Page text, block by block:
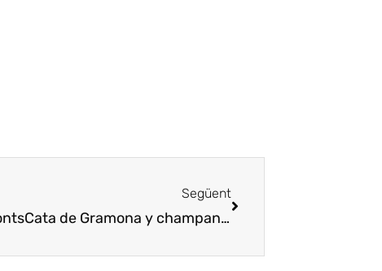
Següent
Cata de Gramona y champanes en Ponts